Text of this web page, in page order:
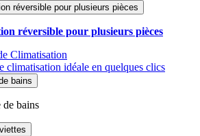
réversible pour plusieurs pièces
réversible pour plusieurs pièces
Climatisation
climatisation idéale en quelques clics
bains
de bains